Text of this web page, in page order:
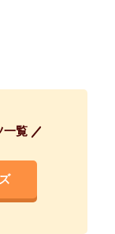
一覧